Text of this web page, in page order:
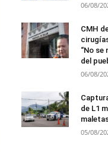
06/08/
CMH
“No
del
06/08/
de L1
05/08/